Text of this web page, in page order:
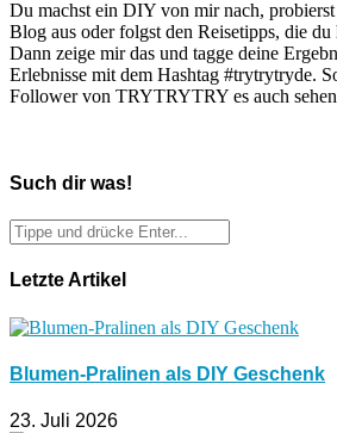
Du machst ein DIY von mir nach,
Blog aus oder folgst den Reisetipps, die du
Dann zeige mir das und tagge deine
Erlebnisse mit dem Hashtag #trytrytryde.
Follower von TRYTRYTRY es auch
Such dir was!
Letzte Artikel
Blumen-Pralinen als DIY Geschenk
23. Juli 2026